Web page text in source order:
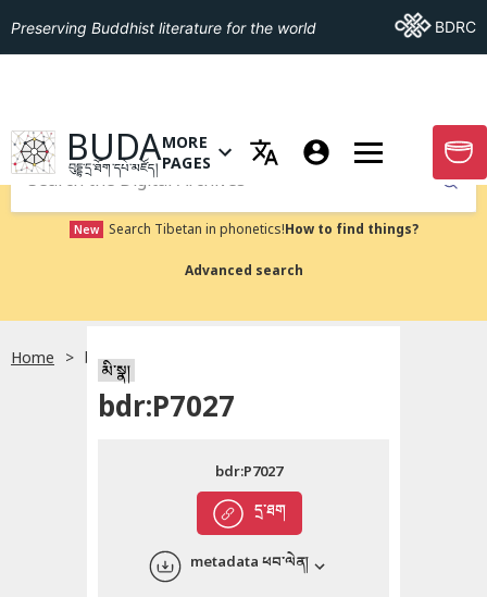
English
Preserving Buddhist literature for the world Go ToBDRC
GO TO HOMEPAGE
BUDA
བུདྡྷ་དྲ་ཐོག་དཔེ་མཛོད།
OPEN MENU OF MORE PAGES
MORE
PAGES
GO
Submit
New Search Tibetan in phonetics!How to find things?
Advanced search
Home bdr:P7027
མི་སྣ།
bdr:P7027
དྲ་ཐག
bdr:P7027
metadata ཕབ་ལེན།